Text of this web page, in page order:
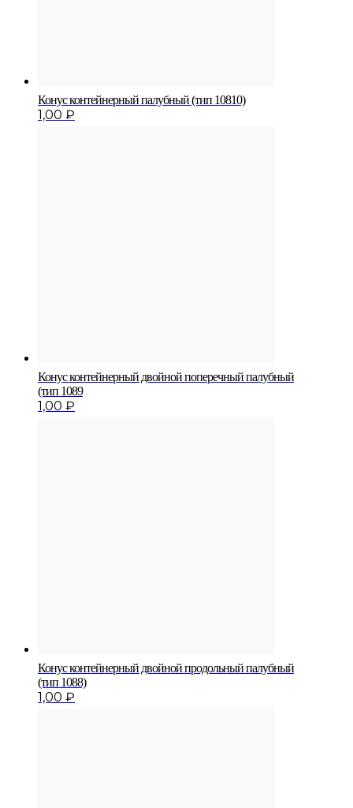
Конус контейнерный па­лубный (тип 10810)
1,00 ₽
Конус контейнерный двойной поперечный палубный
(тип 1089
1,00 ₽
Конус контейнерный двойной продольный па­лубный
(тип 1088)
1,00 ₽